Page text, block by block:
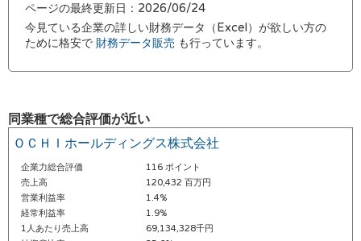
ページの最終更新日：2026/06/24
今見ている企業の詳しい財務データ（Excel）が欲しい方の
ために格安で 財務データ販売 も行っています。
同業種で総合評価が近い
ＯＣＨＩホールディングス株式会社
企業力総合評価
116 ポイント
売上高
120,432 百万円
営業利益率
1.4%
経常利益率
1.9%
1人あたり売上高
69,134,328千円